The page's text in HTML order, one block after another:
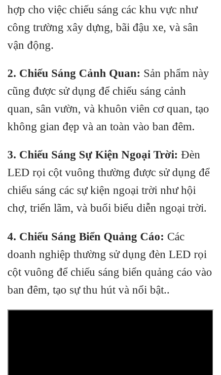
hợp cho việc chiếu sáng các khu vực như
công trường xây dựng, bãi đậu xe, và sân
vận động.
2. Chiếu Sáng Cảnh Quan: Sản phẩm này
cũng được sử dụng để chiếu sáng cảnh
quan, sân vườn, và khuôn viên cơ quan, tạo
không gian đẹp và an toàn vào ban đêm.
3. Chiếu Sáng Sự Kiện Ngoại Trời: Đèn
LED rọi cột vuông thường được sử dụng để
chiếu sáng các sự kiện ngoại trời như hội
chợ, triển lãm, và buổi biểu diễn ngoại trời.
4. Chiếu Sáng Biển Quảng Cáo: Các
doanh nghiệp thường sử dụng đèn LED rọi
cột vuông để chiếu sáng biển quảng cáo vào
ban đêm, tạo sự thu hút và nổi bật..